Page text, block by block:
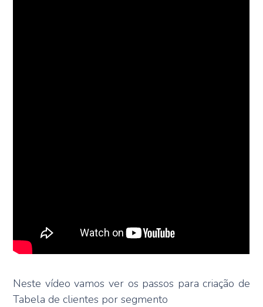
Neste vídeo vamos ver os passos para criação de
Tabela de clientes por segmento